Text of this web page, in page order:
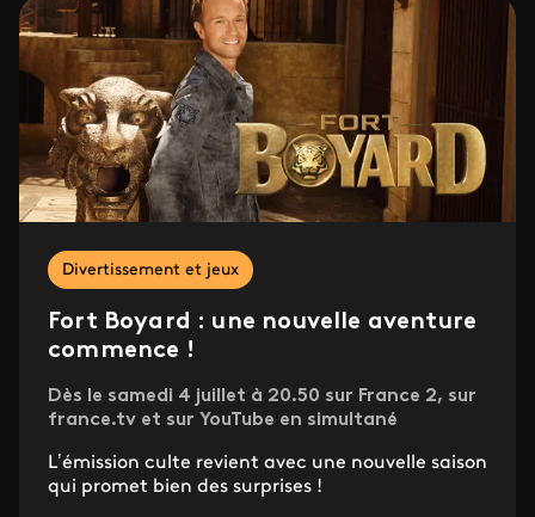
Divertissement et jeux
Fort Boyard : une nouvelle aventure
commence !
Dès le samedi 4 juillet à 20.50 sur France 2, sur
france.tv et sur YouTube en simultané
L’émission culte revient avec une nouvelle saison
qui promet bien des surprises !